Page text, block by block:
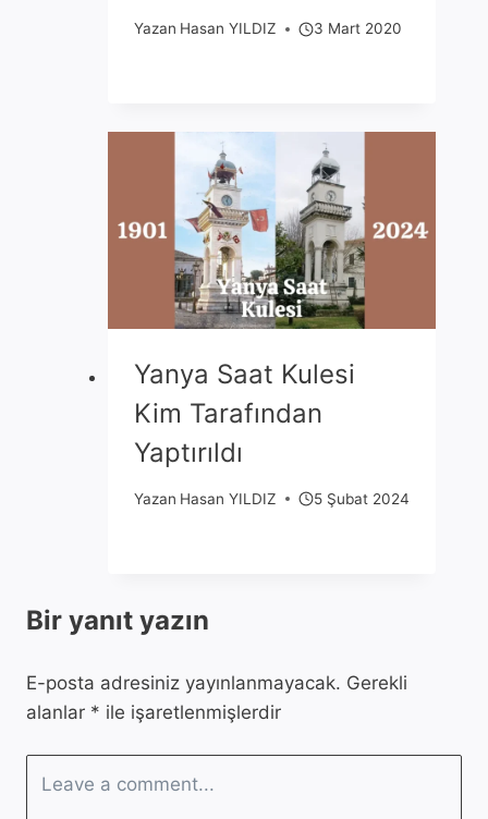
Yazan Hasan YILDIZ 3 Mart 2020
Yanya Saat Kulesi
Kim Tarafından
Yaptırıldı
Yazan Hasan YILDIZ 5 Şubat 2024
Bir yanıt yazın
E-posta adresiniz yayınlanmayacak. Gerekli
alanlar * ile işaretlenmişlerdir